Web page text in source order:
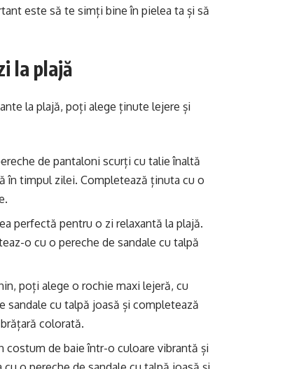
este să te simți bine în pielea ta și să
la plajă
la plajă, poți alege ținute lejere și
de pantaloni scurți cu talie înaltă
în timpul zilei. Completează ținuta cu o
perfectă pentru o zi relaxantă la plajă.
o cu o pereche de sandale cu talpă
poți alege o rochie maxi lejeră, cu
sandale cu talpă joasă și completează
colorată.
costum de baie într-o culoare vibrantă și